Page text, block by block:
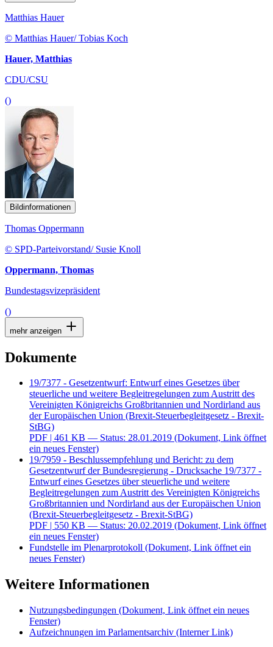
Matthias Hauer
© Matthias Hauer/ Tobias Koch
Hauer, Matthias
CDU/CSU
()
Bildinformationen
Thomas Oppermann
© SPD-Parteivorstand/ Susie Knoll
Oppermann, Thomas
Bundestagsvizepräsident
()
mehr anzeigen
Dokumente
19/7377 - Gesetzentwurf: Entwurf eines Gesetzes über
steuerliche und weitere Begleitregelungen zum Austritt des
Vereinigten Königreichs Großbritannien und Nordirland aus
der Europäischen Union (Brexit-Steuerbegleitgesetz - Brexit-
StBG)
PDF | 461 KB — Status: 28.01.2019 (Dokument, Link öffnet
ein neues Fenster)
19/7959 - Beschlussempfehlung und Bericht: zu dem
Gesetzentwurf der Bundesregierung - Drucksache 19/7377 -
Entwurf eines Gesetzes über steuerliche und weitere
Begleitregelungen zum Austritt des Vereinigten Königreichs
Großbritannien und Nordirland aus der Europäischen Union
(Brexit-Steuerbegleitgesetz - Brexit-StBG)
PDF | 550 KB — Status: 20.02.2019 (Dokument, Link öffnet
ein neues Fenster)
Fundstelle im Plenarprotokoll (Dokument, Link öffnet ein
neues Fenster)
Weitere Informationen
Nutzungsbedingungen (Dokument, Link öffnet ein neues
Fenster)
Aufzeichnungen im Parlamentsarchiv (Interner Link)